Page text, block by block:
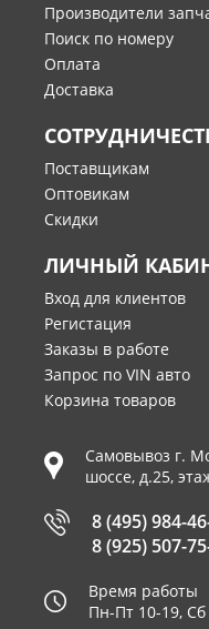
Производители
Поиск по номеру
Оплата
Доставка
Поставщикам
Оптовикам
Скидки
ЛИЧНЫЙ
Вход для клиентов
Регистация
Заказы в работе
Запрос по VIN авто
Корзина товаров
Самовывоз г.
шоссе, д.25,
8 (495) 984-
8 (925) 507-
Время работы
Пн-Пт 10-19,